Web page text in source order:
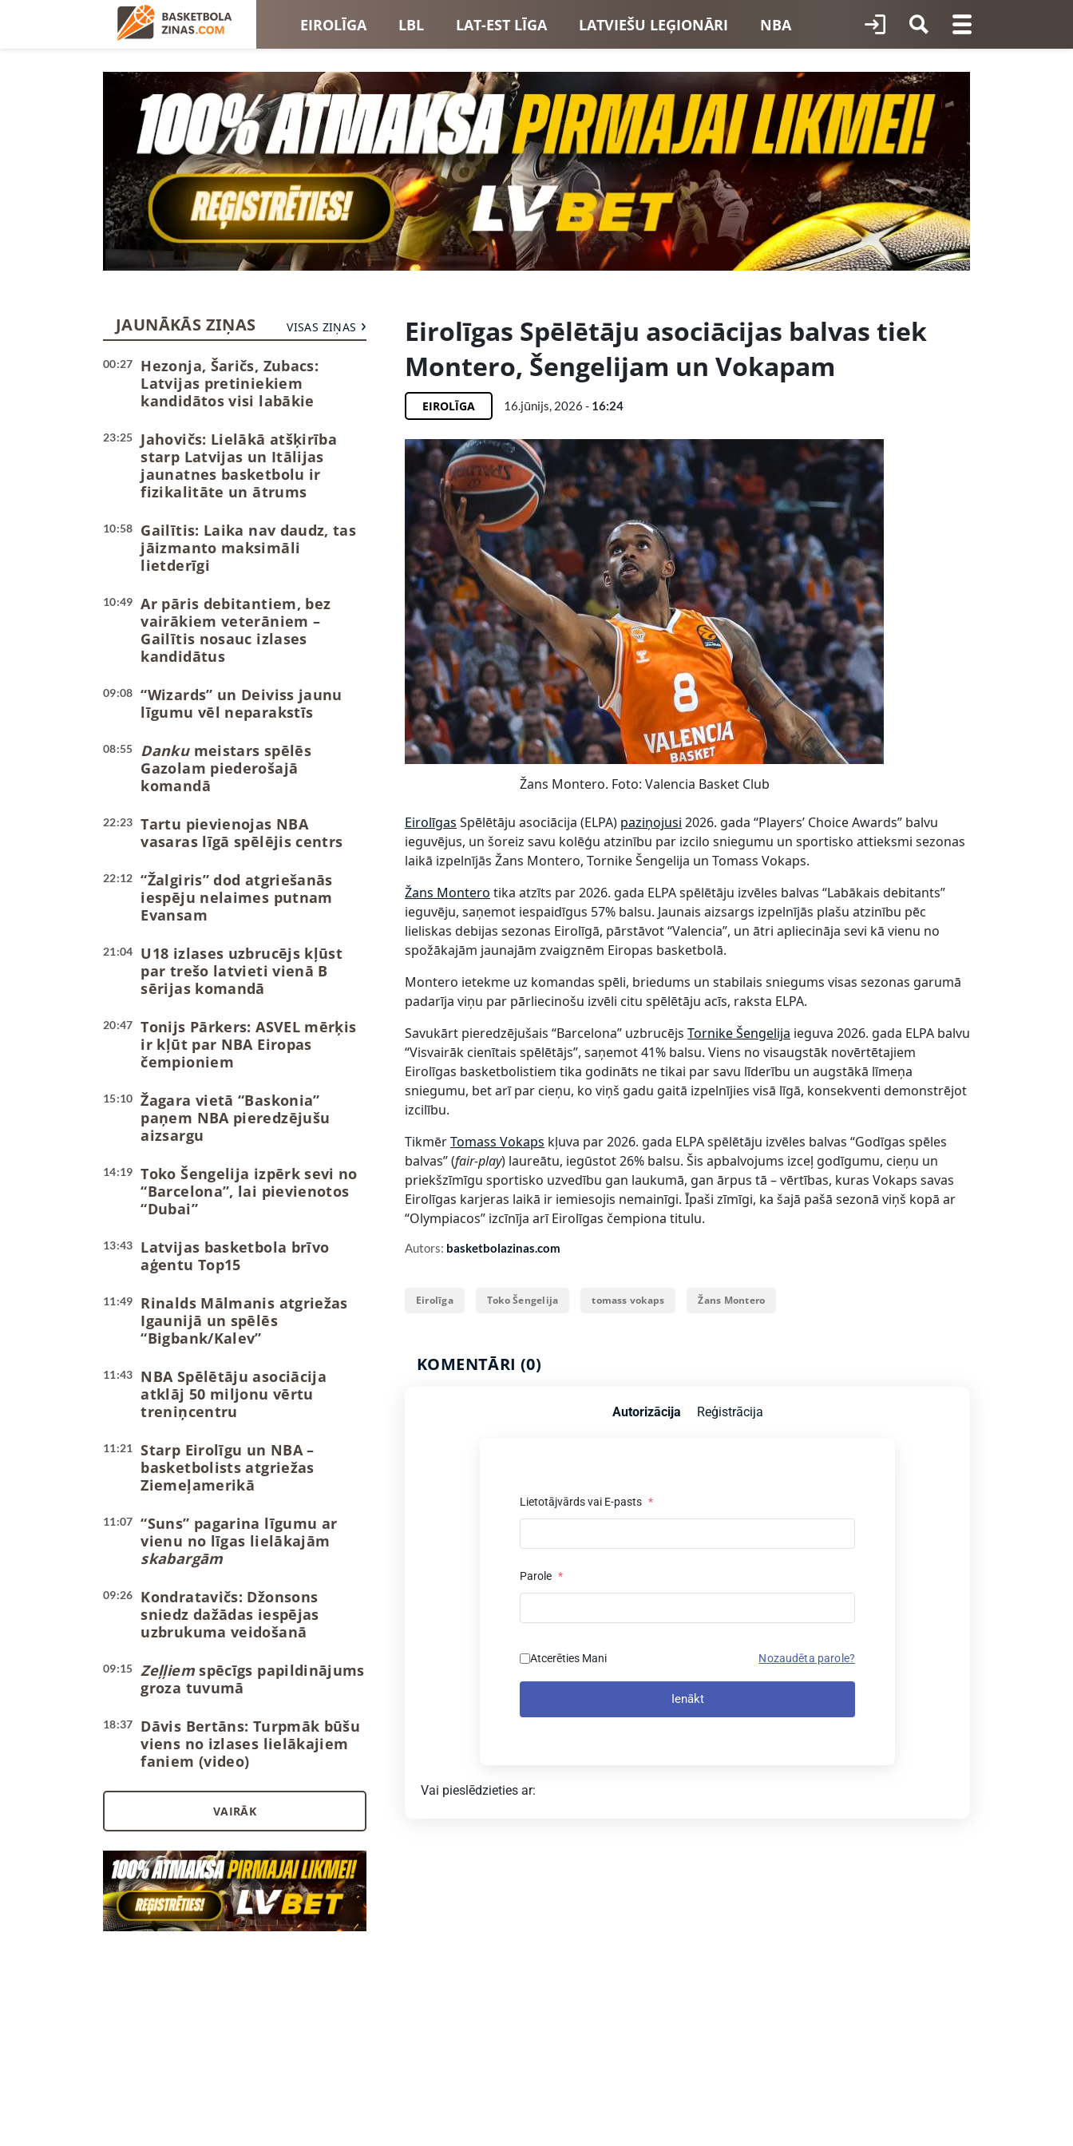
EIROLĪGA LBL LAT-EST LĪGA LATVIEŠU LEĢIONĀRI NBA
EIROKAUSI LATVIJAS IZLASE
JAUNĀKĀS ZIŅAS VISAS ZIŅAS
00:27
Hezonja, Šaričs, Zubacs:
Latvijas pretiniekiem
kandidātos visi labākie
23:25
Jahovičs: Lielākā atšķirība
starp Latvijas un Itālijas
jaunatnes basketbolu ir
fizikalitāte un ātrums
10:58
Gailītis: Laika nav daudz, tas
jāizmanto maksimāli
lietderīgi
10:49
Ar pāris debitantiem, bez
vairākiem veterāniem –
Gailītis nosauc izlases
kandidātus
09:08
“Wizards” un Deiviss jaunu
līgumu vēl neparakstīs
08:55 Dankumeistars spēlēs
Gazolam piederošajā
komandā
22:23
Tartu pievienojas NBA
vasaras līgā spēlējis centrs
22:12
“Žalgiris” dod atgriešanās
iespēju nelaimes putnam
Evansam
21:04
U18 izlases uzbrucējs kļūst
par trešo latvieti vienā B
sērijas komandā
20:47
Tonijs Pārkers: ASVEL mērķis
ir kļūt par NBA Eiropas
čempioniem
15:10
Žagara vietā “Baskonia”
paņem NBA pieredzējušu
aizsargu
14:19
Toko Šengelija izpērk sevi no
“Barcelona”, lai pievienotos
“Dubai”
13:43
Latvijas basketbola brīvo
aģentu Top15
11:49
Rinalds Mālmanis atgriežas
Igaunijā un spēlēs
“Bigbank/Kalev”
11:43
NBA Spēlētāju asociācija
atklāj 50 miljonu vērtu
treniņcentru
11:21
Starp Eirolīgu un NBA –
basketbolists atgriežas
Ziemeļamerikā
11:07
“Suns” pagarina līgumu ar
vienu no līgas lielākajām
skabargām
09:26
Kondratavičs: Džonsons
sniedz dažādas iespējas
uzbrukuma veidošanā
09:15 Zeļļiemspēcīgs papildinājums
groza tuvumā
18:37
Dāvis Bertāns: Turpmāk būšu
viens no izlases lielākajiem
faniem (video)
VAIRĀK
Eirolīgas Spēlētāju asociācijas balvas tiek
Montero, Šengelijam un Vokapam
EIROLĪGA 16.jūnijs, 2026 - 16:24
Žans Montero. Foto: Valencia Basket Club
Eirolīgas Spēlētāju asociācija (ELPA) paziņojusi 2026. gada “Players’ Choice Awards” balvu
ieguvējus, un šoreiz savu kolēģu atzinību par izcilo sniegumu un sportisko attieksmi sezonas
laikā izpelnījās Žans Montero, Tornike Šengelija un Tomass Vokaps.
Žans Montero tika atzīts par 2026. gada ELPA spēlētāju izvēles balvas “Labākais debitants”
ieguvēju, saņemot iespaidīgus 57% balsu. Jaunais aizsargs izpelnījās plašu atzinību pēc
lieliskas debijas sezonas Eirolīgā, pārstāvot “Valencia”, un ātri apliecināja sevi kā vienu no
spožākajām jaunajām zvaigznēm Eiropas basketbolā.
Montero ietekme uz komandas spēli, briedums un stabilais sniegums visas sezonas garumā
padarīja viņu par pārliecinošu izvēli citu spēlētāju acīs, raksta ELPA.
Savukārt pieredzējušais “Barcelona” uzbrucējs Tornike Šengelija ieguva 2026. gada ELPA balvu
“Visvairāk cienītais spēlētājs”, saņemot 41% balsu. Viens no visaugstāk novērtētajiem
Eirolīgas basketbolistiem tika godināts ne tikai par savu līderību un augstākā līmeņa
sniegumu, bet arī par cieņu, ko viņš gadu gaitā izpelnījies visā līgā, konsekventi demonstrējot
izcilību.
TikmērTomass Vokaps kļuva par 2026. gada ELPA spēlētāju izvēles balvas “Godīgas spēles
balvas” (fair-play) laureātu, iegūstot 26% balsu. Šis apbalvojums izceļ godīgumu, cieņu un
priekšzīmīgu sportisko uzvedību gan laukumā, gan ārpus tā – vērtības, kuras Vokaps savas
Eirolīgas karjeras laikā ir iemiesojis nemainīgi. Īpaši zīmīgi, ka šajā pašā sezonā viņš kopā ar
“Olympiacos” izcīnīja arī Eirolīgas čempiona titulu.
Autors: basketbolazinas.com
Eirolīga Toko Šengelija tomass vokaps Žans Montero
KOMENTĀRI (0)
Autorizācija Reģistrācija
Lietotājvārds vai E-pasts *
Parole *
Atcerēties Mani Nozaudēta parole?
Ienākt
Vai pieslēdzieties ar: